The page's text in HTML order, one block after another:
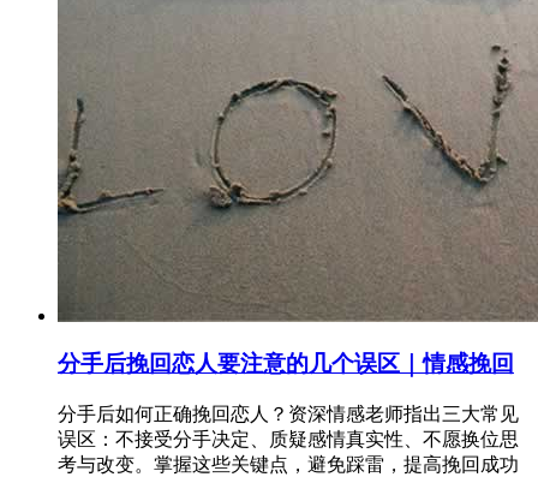
分手后挽回恋人要注意的几个误区｜情感挽回
分手后如何正确挽回恋人？资深情感老师指出三大常见
误区：不接受分手决定、质疑感情真实性、不愿换位思
考与改变。掌握这些关键点，避免踩雷，提高挽回成功